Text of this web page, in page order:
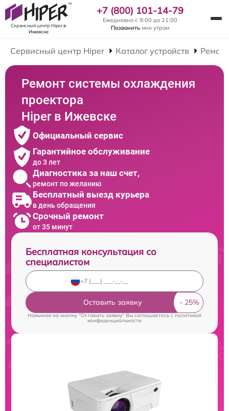
Сервисный центр Hiperв
Ижевске
+7 (800) 101-14-79
Ежедневно с 9:00 до 21:00
Позвонить мне утром
Сервисный центр Hiper Каталог устройств
Ремонт системы охлаждения
проектора
Hiper в Ижевске
Официальный сервис
Гарантийное обслуживание
до 3 лет
Диагностика за наш счет,
ремонт по желанию
Бесплатный выезд курьера
в день обращения
Срочный ремонт
от 35 минут
Бесплатная консультация со
специалистом
Оставить заявку
Нажимая на кнопку "Оставить заявку" Вы соглашаетесь cполитикой
конфиденциальности